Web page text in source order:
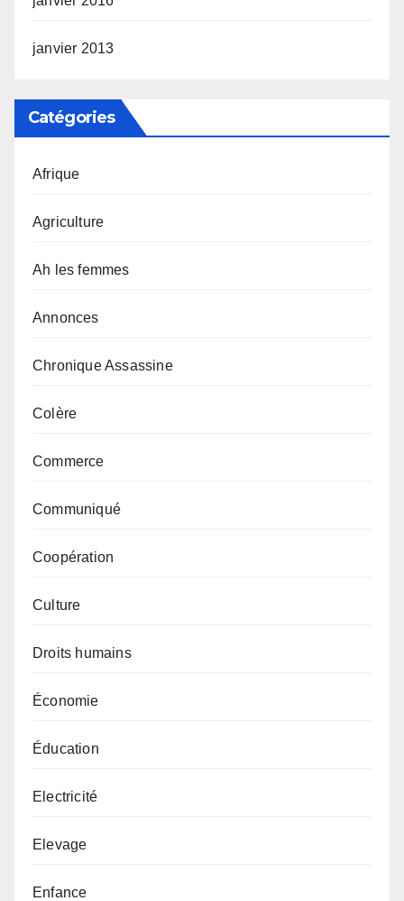
janvier 2013
Catégories
Afrique
Agriculture
Ah les femmes
Annonces
Chronique Assassine
Colère
Commerce
Communiqué
Coopération
Culture
Droits humains
Économie
Éducation
Electricité
Elevage
Enfance